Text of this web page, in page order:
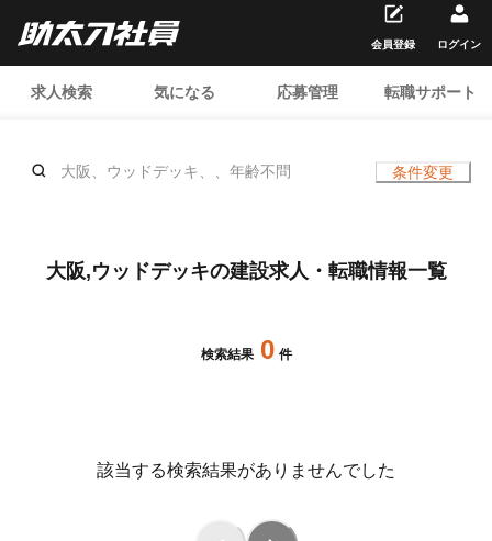
求人検索 気になる 応募管理 転職サポート
会員登録 ログイン
大阪、ウッドデッキ、、年齢不問 条件変更
大阪,ウッドデッキの建設求人・転職情報一覧
検索結果 0 件
該当する検索結果がありませんでした